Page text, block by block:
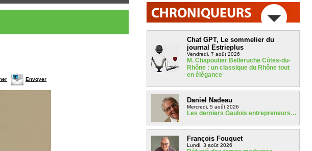
Envoyer
Chat GPT, Le sommelier du
journal Estrieplus
Vendredi, 7 août 2026
M. Chapoutier Belleruche Côtes-du-
Rhône : un classique du Rhône tout
en élégance
Daniel Nadeau
Mercredi, 5 août 2026
Les derniers Gaulois entrepreneurs…
François Fouquet
Lundi, 3 août 2026